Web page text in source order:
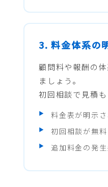
3. 料金体系の
顧問料や報酬の
ましょう。
初回相談で見積
料金表が明示
初回相談が無
追加料金の発